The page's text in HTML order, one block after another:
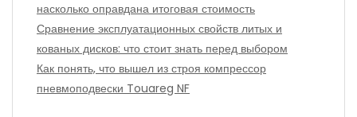
насколько оправдана итоговая стоимость
Сравнение эксплуатационных свойств литых и
кованых дисков: что стоит знать перед выбором
Как понять, что вышел из строя компрессор
пневмоподвески Touareg NF